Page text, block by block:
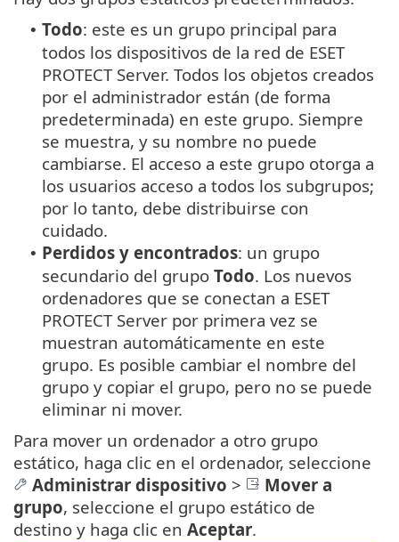
• Todo: este es un grupo principal para
todos los dispositivos de la red de ESET
PROTECT Server. Todos los objetos creados
por el administrador están (de forma
predeterminada) en este grupo. Siempre
se muestra, y su nombre no puede
cambiarse. El acceso a este grupo otorga a
los usuarios acceso a todos los subgrupos;
por lo tanto, debe distribuirse con
cuidado.
• Perdidos y encontrados: un grupo
secundario del grupo Todo. Los nuevos
ordenadores que se conectan a ESET
PROTECT Server por primera vez se
muestran automáticamente en este
grupo. Es posible cambiar el nombre del
grupo y copiar el grupo, pero no se puede
eliminar ni mover.
Para mover un ordenador a otro grupo
estático, haga clic en el ordenador, seleccione
Administrar dispositivo >
Mover a
grupo, seleccione el grupo estático de
destino y haga clic en Aceptar.